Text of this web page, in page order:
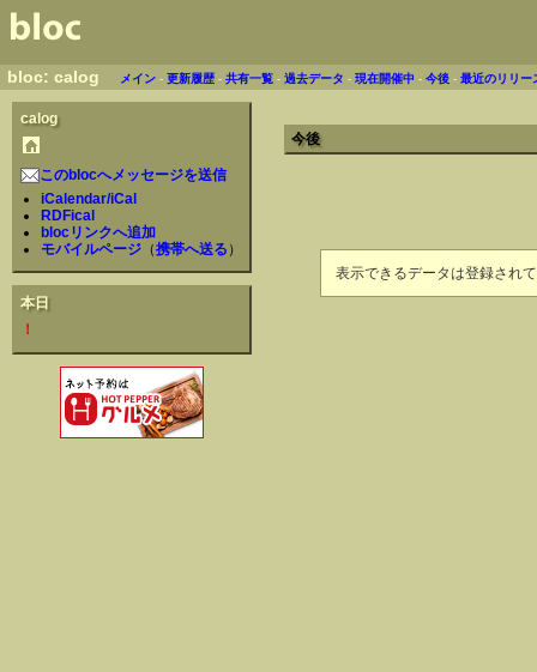
bloc: calog メイン -更新履歴 -共有一覧 -過去データ -現在開催中 -今後 -最近のリリー
calog
このblocへメッセージを送信
iCalendar/iCal
RDFical
blocリンクへ追加
モバイルページ（携帯へ送る ）
本日
！
今後
表示できるデータは登録され